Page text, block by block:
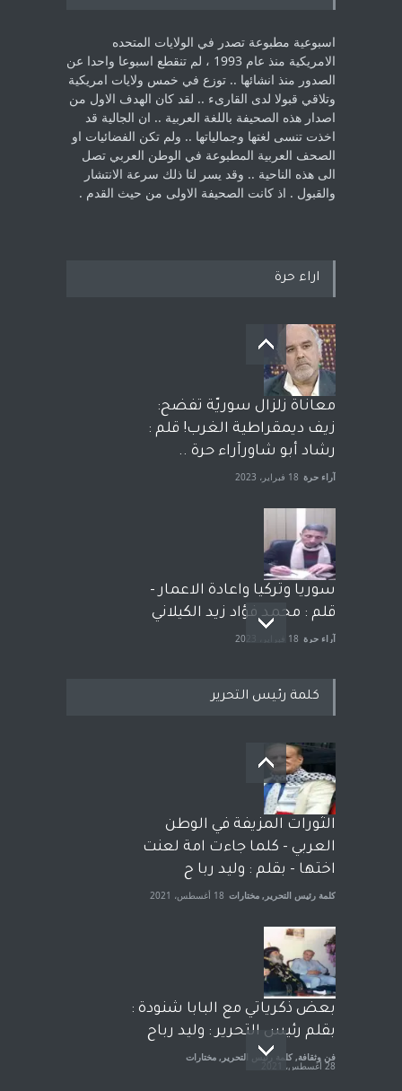
اسبوعية مطبوعة تصدر في الولايات المتحده
الامريكية منذ عام 1993 ، لم ‏تنقطع اسبوعا واحدا عن
الصدور منذ انشائها .. توزع في خمس ولايات امريكية
‏وتلاقي قبولا لدى القارىء ..‏ لقد كان الهدف الاول من
اصدار هذه الصحيفة باللغة العربية .. ان الجالية قد
اخذت ‏تنسى لغتها وجمالياتها .. ولم تكن الفضائيات او
الصحف العربية المطبوعة في الوطن ‏العربي تصل
الى هذه الناحية .. وقد يسر لنا ذلك سرعة الانتشار
والقبول . اذ كانت ‏الصحيفة الاولى من حيث القدم . ‏
اراء حرة
معاناة زلزال سوريّة تفضح:
زيف ديمقراطية الغرب! قلم :
رشاد أبو شاورآراء حرة ..
آراء حرة 18 فبراير، 2023
سوريا وتركيا واعادة الاعمار -
قلم : محمد فؤاد زيد الكيلاني
آراء حرة 18 فبراير، 2023
بعد معارك قضائية طاحنة كتب
وترافع فيها بنفسه مرة اخرى..
الشيخ طارق يوسف يقهر
الحكومة الأمريكية ، فأعطوه
الجنسية عن يد وهم صاغرون،
آراء حرة مختارات 7 أبريل، 2023
كلمة رئيس التحرير
الثورات المزيفة في الوطن
العربي - كلما جاءت امة لعنت
اختها - بقلم : وليد ربا ح
كلمة رئيس التحرير , مختارات 18 أغسطس، 2021
بعض ذكرياتي مع البابا شنودة :
بقلم رئيس التحرير : وليد رباح
فن وثقافة, كلمة رئيس التحرير , مختارات
28 أغسطس، 2021